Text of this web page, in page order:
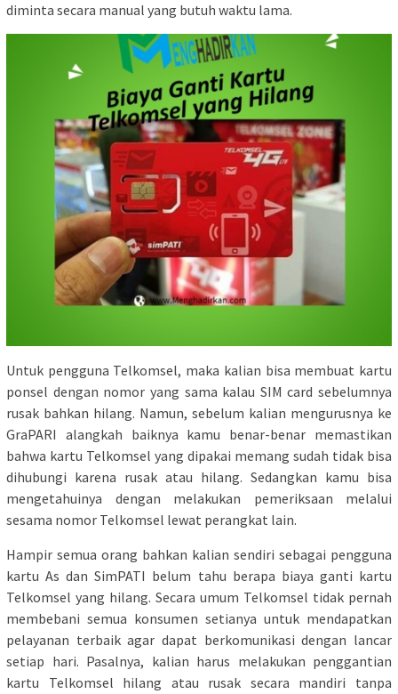
diminta secara manual yang butuh waktu lama.
Untuk pengguna Telkomsel, maka kalian bisa membuat kartu
ponsel dengan nomor yang sama kalau SIM card sebelumnya
rusak bahkan hilang. Namun, sebelum kalian mengurusnya ke
GraPARI alangkah baiknya kamu benar-benar memastikan
bahwa kartu Telkomsel yang dipakai memang sudah tidak bisa
dihubungi karena rusak atau hilang. Sedangkan kamu bisa
mengetahuinya dengan melakukan pemeriksaan melalui
sesama nomor Telkomsel lewat perangkat lain.
Hampir semua orang bahkan kalian sendiri sebagai pengguna
kartu As dan SimPATI belum tahu berapa biaya ganti kartu
Telkomsel yang hilang. Secara umum Telkomsel tidak pernah
membebani semua konsumen setianya untuk mendapatkan
pelayanan terbaik agar dapat berkomunikasi dengan lancar
setiap hari. Pasalnya, kalian harus melakukan penggantian
kartu Telkomsel hilang atau rusak secara mandiri tanpa